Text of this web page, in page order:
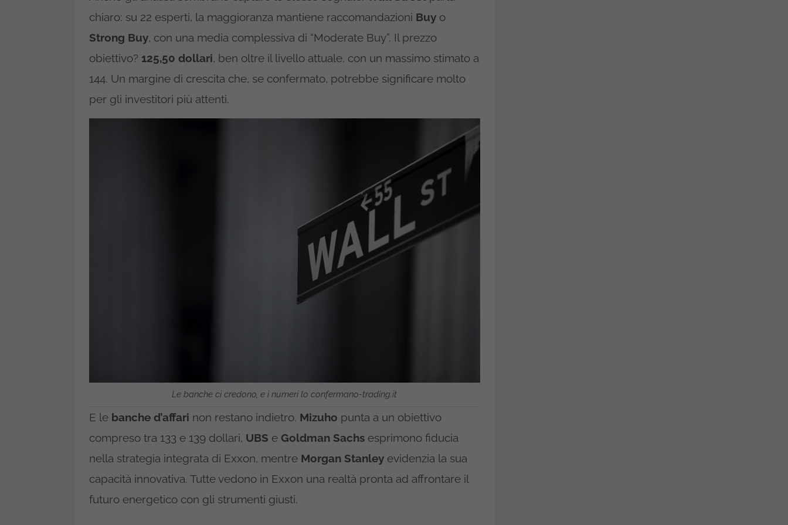
chiaro: su 22 esperti, la maggioranza mantiene raccomandazioni Buy o
Strong Buy, con una media complessiva di “Moderate Buy”. Il prezzo
obiettivo? 125,50 dollari, ben oltre il livello attuale, con un massimo stimato a
144. Un margine di crescita che, se confermato, potrebbe significare molto
per gli investitori più attenti.
Le banche ci credono, e i numeri lo confermano-trading.it
E le banche d’affari non restano indietro. Mizuho punta a un obiettivo
compreso tra 133 e 139 dollari, UBS e Goldman Sachs esprimono fiducia
nella strategia integrata di Exxon, mentre Morgan Stanley evidenzia la sua
capacità innovativa. Tutte vedono in Exxon una realtà pronta ad affrontare il
futuro energetico con gli strumenti giusti.